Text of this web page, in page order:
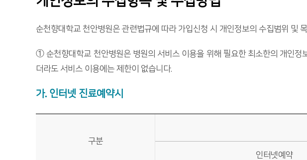
순천향대학교 천안병원은 관련법규에 따라 가입신청 시 개인정보의 수집범위 및
① 순천향대학교 천안병원은 병원의 서비스 이용을 위해 필요한 최소한의 개인
더라도 서비스 이용에는 제한이 없습니다.
가. 인터넷 진료예약시
구분
인터넷예약